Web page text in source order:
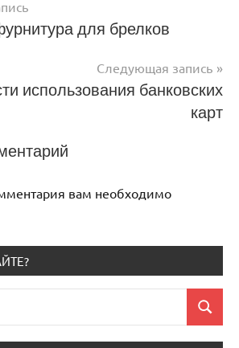
для брелков
Следующая запись
использования банковских
карт
вам необходимо
Поиск